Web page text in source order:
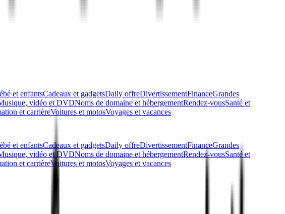
et enfantsCadeaux et gadgetsDaily offreDivertissementFinanceGrandes
vidéo et DVDNoms de domaine et hébergementRendez-vousSanté et
et carrièreVoitures et motosVoyages et vacances
et enfantsCadeaux et gadgetsDaily offreDivertissementFinanceGrandes
vidéo et DVDNoms de domaine et hébergementRendez-vousSanté et
et carrièreVoitures et motosVoyages et vacances